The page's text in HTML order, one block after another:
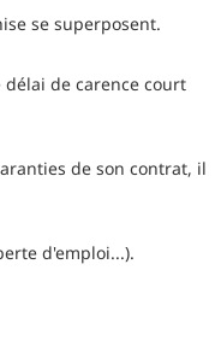
se superposent.
de carence court
de son contrat, il
d'emploi...).